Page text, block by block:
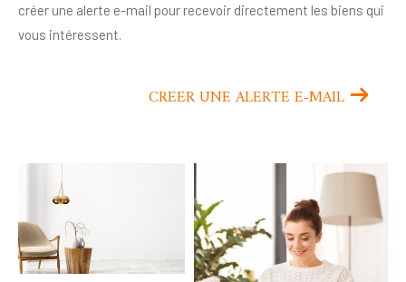
créer une alerte e-mail pour recevoir directement les biens qui
vous intéressent.
CREER UNE ALERTE E-MAIL
AFFINER LES CRITÈRES
FILTRER PAR
COUPS DE COEUR
EXCLUSIVITÉS
NOUVEAUTÉS